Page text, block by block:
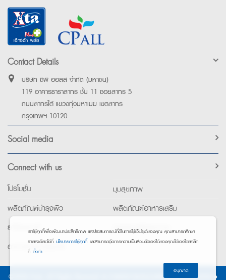
Contact Details
บริษัท ซีพี ออลล์ จำกัด (มหาชน)
119 อาคารธาราสาทร ชั้น 11 ซอยสาทร 5
ถนนสาทรใต้ แขวงทุ่งมหาเมฆ เขตสาทร
กรุงเทพฯ 10120
Social media
Connect with us
โปรโมชั่น
มุมสุขภาพ
ผลิตภัณฑ์บำรุงผิว
ผลิตภัณฑ์อาหารเสริม
ยาใช้เฉพาะที่
อุปกรณ์เพื่อสุขภาพ
อาหารทางการแพทย์
©2026 Exta. All Rights Reserved. • การแจ้งการประมวลผลข้อมูลส่วนบุคคล •
เราใช้คุกกี้เพื่อพัฒนาประสิทธิภาพ และประสบการณ์ที่ดีในการใช้เว็บไซต์ของคุณ คุณสามารถศึกษา
รายละเอียดได้ที่ นโยบายการใช้คุกกี้ และสามารถจัดการความเป็นส่วนตัวเองได้ของคุณได้เองโดยคลิก
ที่ ตั้งค่า
อนุญาต